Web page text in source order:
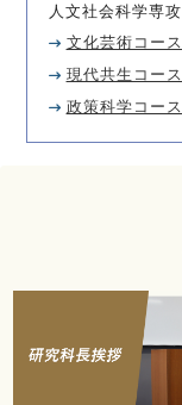
人文社会科学専攻
文化芸術コース
現代共生コース
政策科学コース